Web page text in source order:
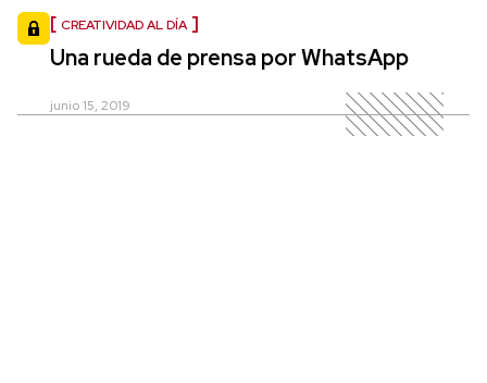
CREATIVIDAD AL DÍA
Una rueda de prensa por WhatsApp
junio 15, 2019